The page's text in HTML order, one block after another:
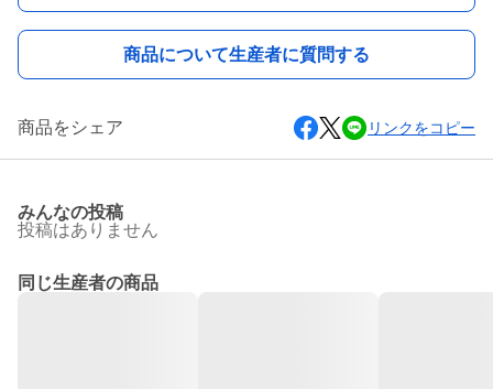
商品について生産者に質問する
商品をシェア リンクをコピー
みんなの投稿
投稿はありません
同じ生産者の商品